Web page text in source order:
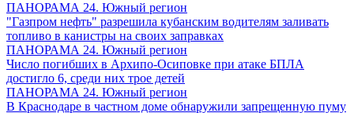
ПАНОРАМА 24. Южный регион
"Газпром нефть" разрешила кубанским водителям заливать
топливо в канистры на своих заправках
ПАНОРАМА 24. Южный регион
Число погибших в Архипо-Осиповке при атаке БПЛА
достигло 6, среди них трое детей
ПАНОРАМА 24. Южный регион
В Краснодаре в частном доме обнаружили запрещенную пуму